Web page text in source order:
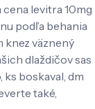
levitra 10mg
​​podľa behania
knez väznený
dlaždičov sas
boskaval, dm
také,